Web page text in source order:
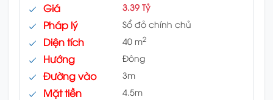
Giá 3.39 Tỷ
Pháp lý Sổ đỏ chính chủ
Diện tích 40 m2
Hướng Đông
Đường vào 3m
Mặt tiền 4.5m